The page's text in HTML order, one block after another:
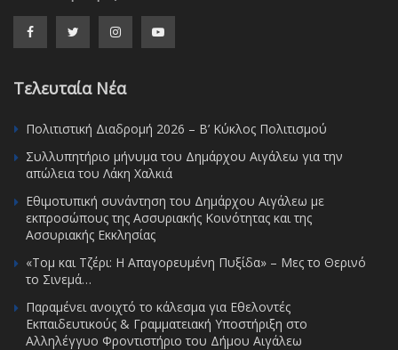
Τελευταία Νέα
Πολιτιστική Διαδρομή 2026 – Β’ Κύκλος Πολιτισμού
Συλλυπητήριο μήνυμα του Δημάρχου Αιγάλεω για την
απώλεια του Λάκη Χαλκιά
Εθιμοτυπική συνάντηση του Δημάρχου Αιγάλεω με
εκπροσώπους της Ασσυριακής Κοινότητας και της
Ασσυριακής Εκκλησίας
«Τομ και Τζέρι: Η Απαγορευμένη Πυξίδα» – Μες το Θερινό
το Σινεμά…
Παραμένει ανοιχτό το κάλεσμα για Εθελοντές
Εκπαιδευτικούς & Γραμματειακή Υποστήριξη στο
Αλληλέγγυο Φροντιστήριο του Δήμου Αιγάλεω